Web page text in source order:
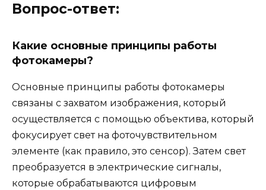
Вопрос-ответ:
Какие основные принципы работы
фотокамеры?
Основные принципы работы фотокамеры
связаны с захватом изображения, который
осуществляется с помощью объектива, который
фокусирует свет на фоточувствительном
элементе (как правило, это сенсор). Затем свет
преобразуется в электрические сигналы,
которые обрабатываются цифровым